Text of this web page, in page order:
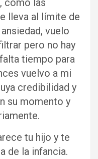
como las
lleva al límite de
vuelo
pero no hay
tiempo para
vuelvo a mi
credibilidad y
su momento y
tu hijo y te
de la infancia.